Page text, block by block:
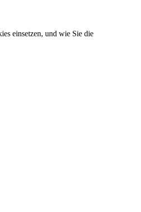
einsetzen, und wie Sie die